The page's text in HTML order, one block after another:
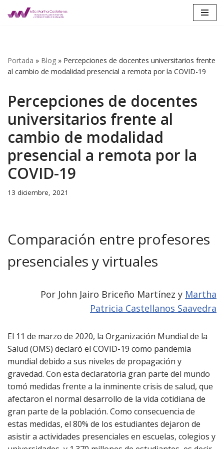
Portada » Blog » Percepciones de docentes universitarios frente
al cambio de modalidad presencial a remota por la COVID-19
Percepciones de docentes
universitarios frente al
cambio de modalidad
presencial a remota por la
COVID-19
13 diciembre, 2021
Comparación entre profesores
presenciales y virtuales
Por John Jairo Briceño Martínez y Martha
Patricia Castellanos Saavedra
El 11 de marzo de 2020, la Organización Mundial de la
Salud (OMS) declaró el COVID-19 como pandemia
mundial debido a sus niveles de propagación y
gravedad. Con esta declaratoria gran parte del mundo
tomó medidas frente a la inminente crisis de salud, que
afectaron el normal desarrollo de la vida cotidiana de
gran parte de la población. Como consecuencia de
estas medidas, el 80% de los estudiantes dejaron de
asistir a actividades presenciales en escuelas, colegios y